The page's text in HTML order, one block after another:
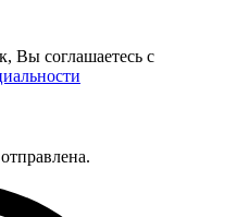
Вы соглашаетесь с